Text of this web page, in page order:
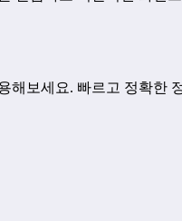
해보세요. 빠르고 정확한